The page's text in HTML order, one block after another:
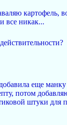
картофель,
все никак...
еще
потом
штуки для